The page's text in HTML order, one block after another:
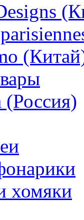
(Россия)
хомяки